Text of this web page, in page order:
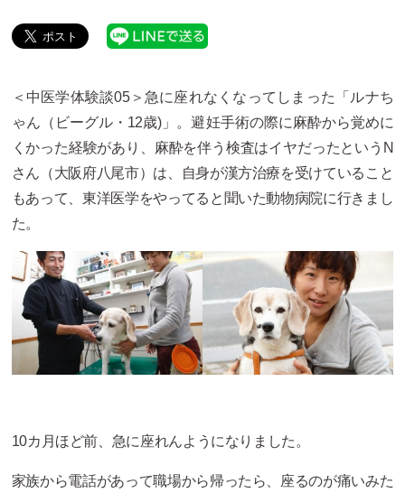
＜中医学体験談05＞急に座れなくなってしまった「ルナち
ゃん（ビーグル・12歳)」。避妊手術の際に麻酔から覚めに
くかった経験があり、麻酔を伴う検査はイヤだったというN
さん（大阪府八尾市）は、自身が漢方治療を受けていること
もあって、東洋医学をやってると聞いた動物病院に行きまし
た。
10カ月ほど前、急に座れんようになりました。
家族から電話があって職場から帰ったら、座るのが痛いみた